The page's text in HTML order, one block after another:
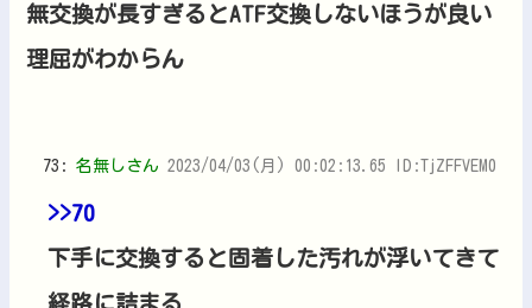
無交換が長すぎるとATF交換しないほうが良い
理屈がわからん
73: 名無しさん 2023/04/03(月) 00:02:13.65 ID:TjZFFVEM0
>>70
下手に交換すると固着した汚れが浮いてきて
経路に詰まる